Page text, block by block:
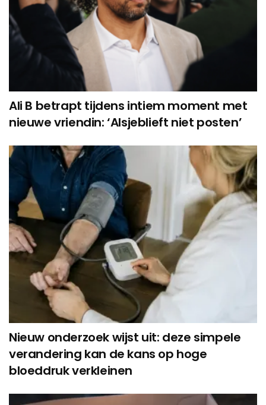
Ali B betrapt tijdens intiem moment met
nieuwe vriendin: ‘Alsjeblieft niet posten’
Nieuw onderzoek wijst uit: deze simpele
verandering kan de kans op hoge
bloeddruk verkleinen